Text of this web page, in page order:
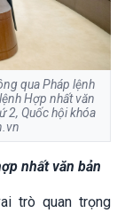
qua Pháp lệnh
Hợp nhất văn
2, Quốc hội khóa
nhất văn bản
trò quan trọng